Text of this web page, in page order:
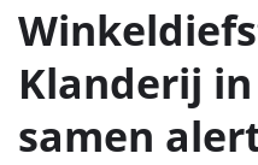
Klanderij in
samen